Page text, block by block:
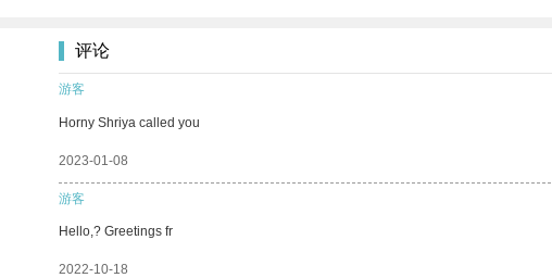
评论
游客
Horny Shriya called you
2023-01-08
游客
Hello,? Greetings fr
2022-10-18